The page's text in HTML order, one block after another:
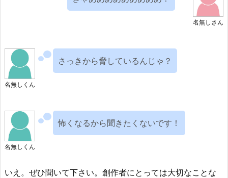
名無しさん
名無しくん
さっきから脅しているんじゃ？
名無しくん
怖くなるから聞きたくないです！
いえ。ぜひ聞いて下さい。創作者にとっては大切なことな